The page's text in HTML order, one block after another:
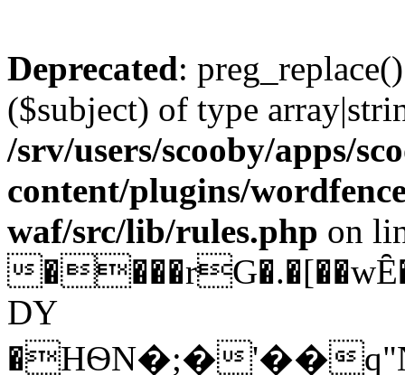
Deprecated:
($subject) of type
/srv/users/scooby/apps/
content/plugins/
waf/src/lib/rules.php on
DY
�HѲN�;�'��